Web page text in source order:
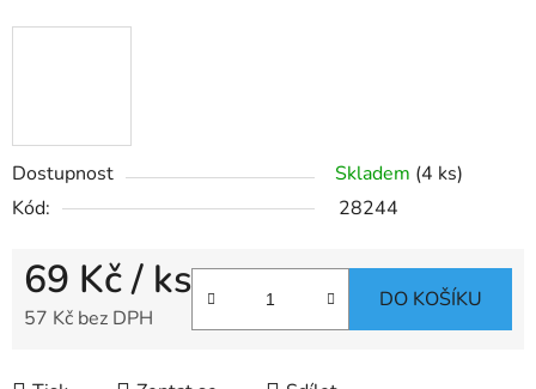
Dostupnost Skladem (4 ks)
Kód:
28244
69 Kč/ ks
57 Kč bez DPH
DO KOŠÍKU